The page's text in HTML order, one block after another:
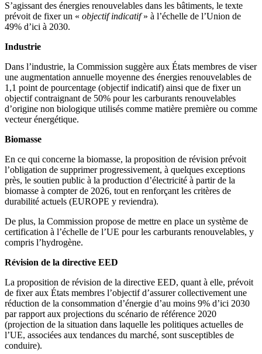
S’agissant des énergies renouvelables dans les bâtiments, le texte
prévoit de fixer un « objectif indicatif» à l’échelle de l’Union de
49% d’ici à 2030.
Industrie
Dans l’industrie, la Commission suggère aux États membres de viser
une augmentation annuelle moyenne des énergies renouvelables de
1,1 point de pourcentage (objectif indicatif) ainsi que de fixer un
objectif contraignant de 50% pour les carburants renouvelables
d’origine non biologique utilisés comme matière première ou comme
vecteur énergétique.
Biomasse
En ce qui concerne la biomasse, la proposition de révision prévoit
l’obligation de supprimer progressivement, à quelques exceptions
près, le soutien public à la production d’électricité à partir de la
biomasse à compter de 2026, tout en renforçant les critères de
durabilité actuels (EUROPE y reviendra).
De plus, la Commission propose de mettre en place un système de
certification à l’échelle de l’UE pour les carburants renouvelables, y
compris l’hydrogène.
Révision de la directive EED
La proposition de révision de la directive EED, quant à elle, prévoit
de fixer aux États membres l’objectif d’assurer collectivement une
réduction de la consommation d’énergie d’au moins 9% d’ici 2030
par rapport aux projections du scénario de référence 2020
(projection de la situation dans laquelle les politiques actuelles de
l’UE, associées aux tendances du marché, sont susceptibles de
conduire).